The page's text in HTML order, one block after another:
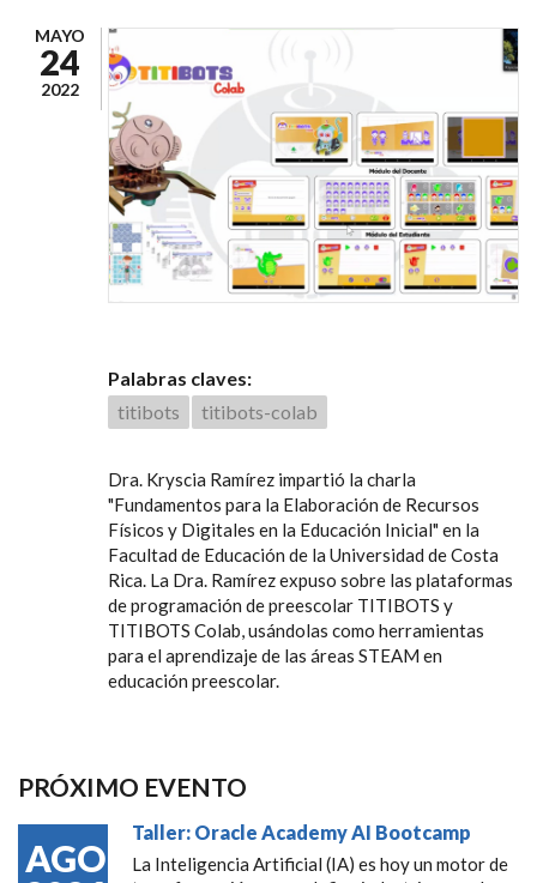
MAYO
24
2022
Palabras claves:
titibots
titibots-colab
Dra. Kryscia Ramírez impartió la charla
"Fundamentos para la Elaboración de Recursos
Físicos y Digitales en la Educación Inicial" en la
Facultad de Educación de la Universidad de Costa
Rica. La Dra. Ramírez expuso sobre las plataformas
de programación de preescolar TITIBOTS y
TITIBOTS Colab, usándolas como herramientas
para el aprendizaje de las áreas STEAM en
educación preescolar.
PRÓXIMO EVENTO
AGO
Taller: Oracle Academy AI Bootcamp
La Inteligencia Artificial (IA) es hoy un motor de